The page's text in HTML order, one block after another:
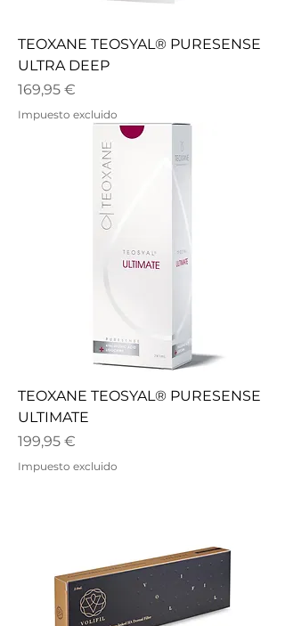
TEOXANE TEOSYAL® PURESENSE
ULTRA DEEP
Precio
169,95 €
Impuesto excluido
TEOXANE TEOSYAL® PURESENSE
ULTIMATE
Precio
199,95 €
Impuesto excluido